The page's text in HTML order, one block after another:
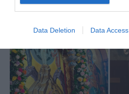
Data Deletion Data Access